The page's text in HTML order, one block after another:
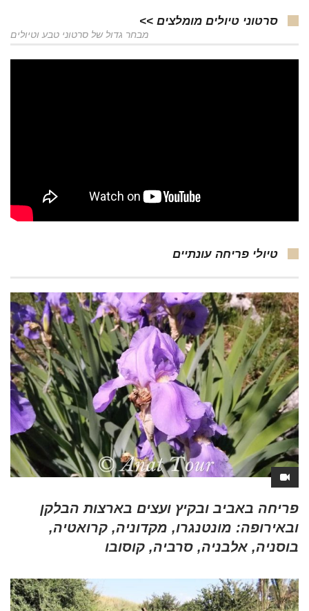
סרטוני טיולים מומלצים >>
מבחר גדול של סרטוני טבע וטיולים
טיולי פריחה עונתיים
פריחה באביב ובקיץ ועצים בארצות הבלקן
ובאירופה: מונטנגרו, מקדוניה, קרואטיה,
בוסניה, אלבניה, סרביה, קוסובו